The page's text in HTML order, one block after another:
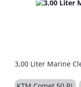
3,00 Liter Marine